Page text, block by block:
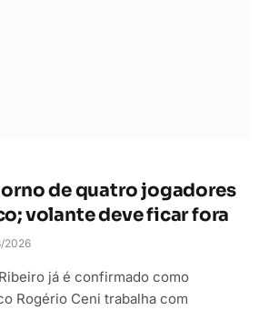
de quatro jogadores
volante deve ficar fora
2026
já é confirmado como
Rogério Ceni trabalha com